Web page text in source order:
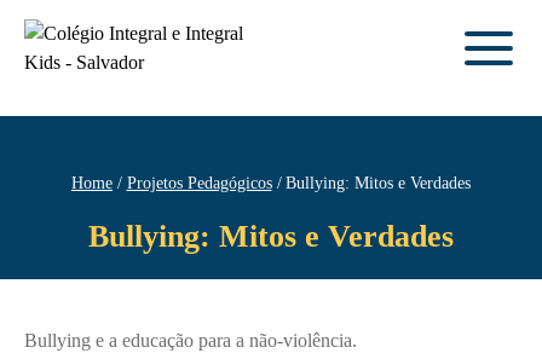
Home Projetos Pedagógicos Bullying: Mitos e Verdades
Bullying: Mitos e Verdades
Bullying e a educação para a não-violência.